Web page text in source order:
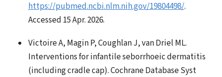
https://pubmed.ncbi.nlm.nih.gov/19804498/.
Accessed 15 Apr. 2026.
Victoire A, Magin P, Coughlan J, van Driel ML.
Interventions for infantile seborrhoeic dermatitis
(including cradle cap). Cochrane Database Syst